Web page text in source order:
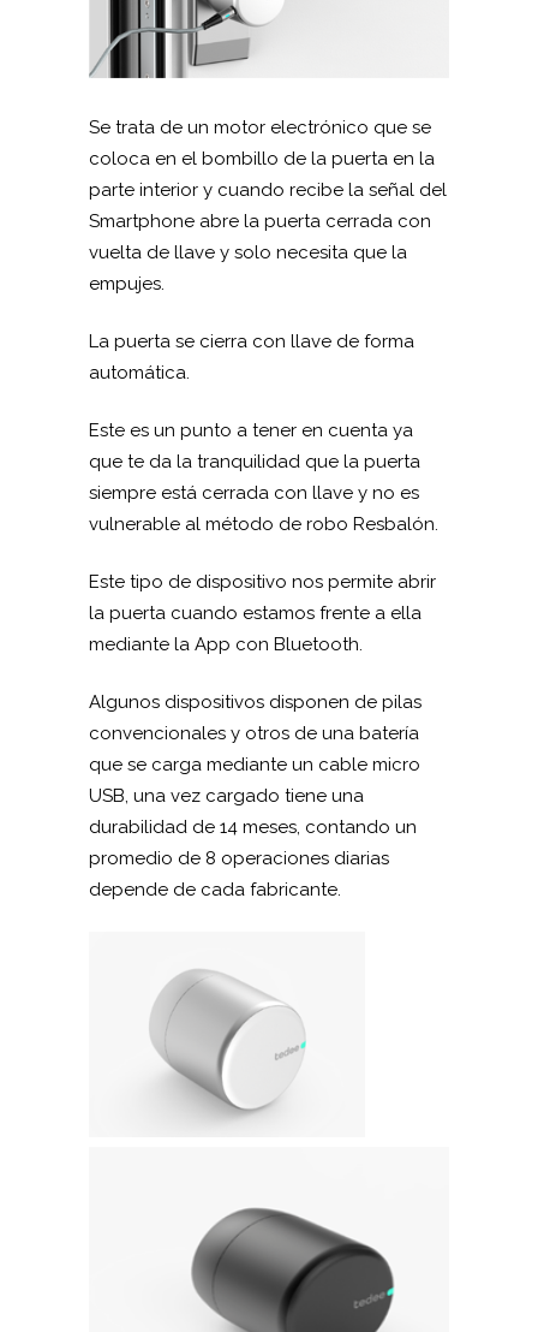
Se trata de un motor electrónico que se
coloca en el bombillo de la puerta en la
parte interior y cuando recibe la señal del
Smartphone abre la puerta cerrada con
vuelta de llave y solo necesita que la
empujes.
La puerta se cierra con llave de forma
automática.
Este es un punto a tener en cuenta ya
que te da la tranquilidad que la puerta
siempre está cerrada con llave y no es
vulnerable al método de robo Resbalón.
Este tipo de dispositivo nos permite abrir
la puerta cuando estamos frente a ella
mediante la App con Bluetooth.
Algunos dispositivos disponen de pilas
convencionales y otros de una batería
que se carga mediante un cable micro
USB, una vez cargado tiene una
durabilidad de 14 meses, contando un
promedio de 8 operaciones diarias
depende de cada fabricante.